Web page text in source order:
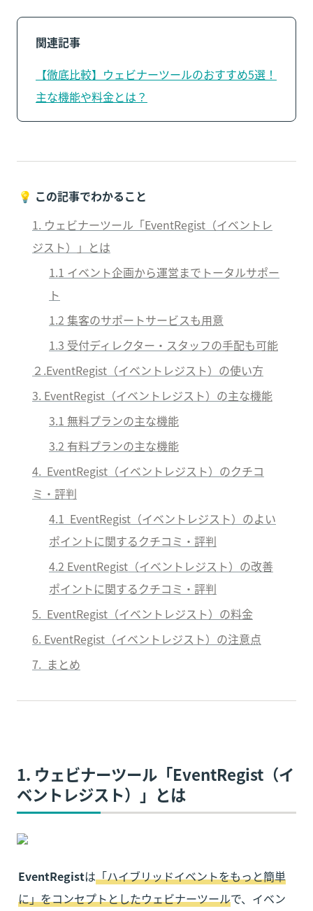
関連記事
【徹底比較】ウェビナーツールのおすすめ5選！
主な機能や料金とは？
💡 この記事でわかること
1. ウェビナーツール「EventRegist（イベントレ
ジスト）」とは
1.1 イベント企画から運営までトータルサポー
ト
1.2 集客のサポートサービスも用意
1.3 受付ディレクター・スタッフの手配も可能
２.EventRegist（イベントレジスト）の使い方
3. EventRegist（イベントレジスト）の主な機能
3.1 無料プランの主な機能
3.2 有料プランの主な機能
4.  EventRegist（イベントレジスト）のクチコ
ミ・評判
4.1  EventRegist （イベントレジスト） のよい
ポイントに関するクチコミ・評判
4.2 EventRegist （イベントレジスト） の改善
ポイントに関するクチコミ・評判
5.  EventRegist（イベントレジスト）の料金
6. EventRegist（イベントレジスト）の注意点
7.  まとめ
1. ウェビナーツール「EventRegist（イ
ベントレジスト）」とは
EventRegistは「ハイブリッドイベントをもっと簡単
に」をコンセプトとしたウェビナーツールで、イベン